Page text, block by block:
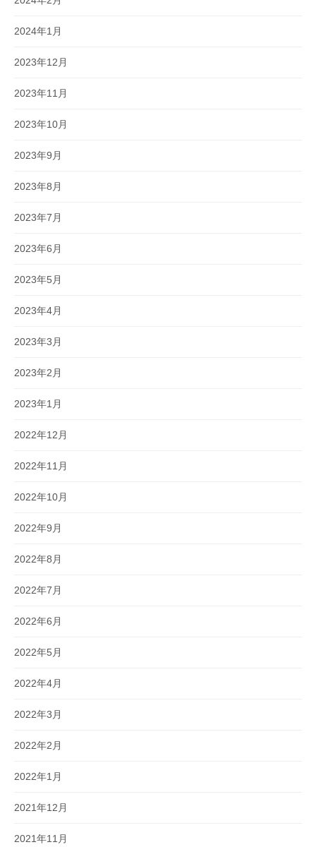
2024年1月
2023年12月
2023年11月
2023年10月
2023年9月
2023年8月
2023年7月
2023年6月
2023年5月
2023年4月
2023年3月
2023年2月
2023年1月
2022年12月
2022年11月
2022年10月
2022年9月
2022年8月
2022年7月
2022年6月
2022年5月
2022年4月
2022年3月
2022年2月
2022年1月
2021年12月
2021年11月